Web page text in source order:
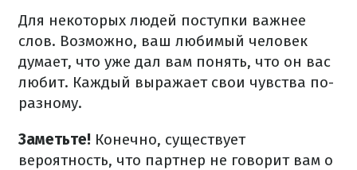
Для некоторых людей поступки важнее
слов. Возможно, ваш любимый человек
думает, что уже дал вам понять, что он вас
любит. Каждый выражает свои чувства по-
разному.
Заметьте! Конечно, существует
вероятность, что партнер не говорит вам о